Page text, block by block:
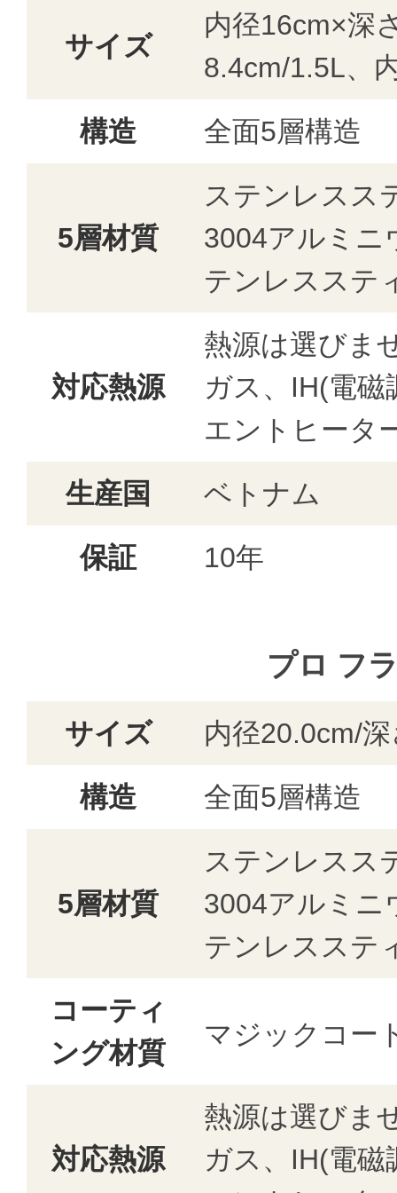
サイズ
内径16cm×深
8.4cm/1.5L、
構造
全面5層構造
5層材質
ステンレスス
3004アルミニ
テンレスステ
対応熱源
熱源は選びま
ガス、IH(電
エントヒータ
生産国
ベトナム
保証
10年
プロ フ
サイズ
内径20.0cm/
構造
全面5層構造
5層材質
ステンレスス
3004アルミニ
テンレスステ
コーティ
ング材質
マジックコー
対応熱源
熱源は選びま
ガス、IH(電